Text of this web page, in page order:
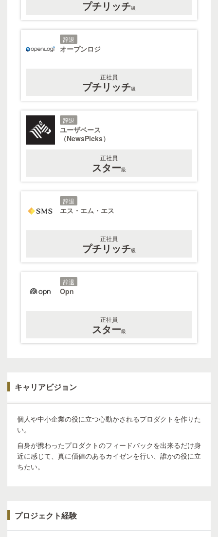
プチリッチ級
辞退
オープンロジ
正社員
プチリッチ級
辞退
ユーザベース
（NewsPicks）
正社員
スター級
辞退
エス・エム・エス
正社員
プチリッチ級
辞退
Opn
正社員
スター級
キャリアビジョン
個人や中小企業の役に立つ心動かされるプロダクトを作りた
い。
自身が携わったプロダクトのフィードバックを出来るだけ身
近に感じて、真に価値のあるカイゼンを行い、誰かの役に立
ちたい。
プロジェクト経験